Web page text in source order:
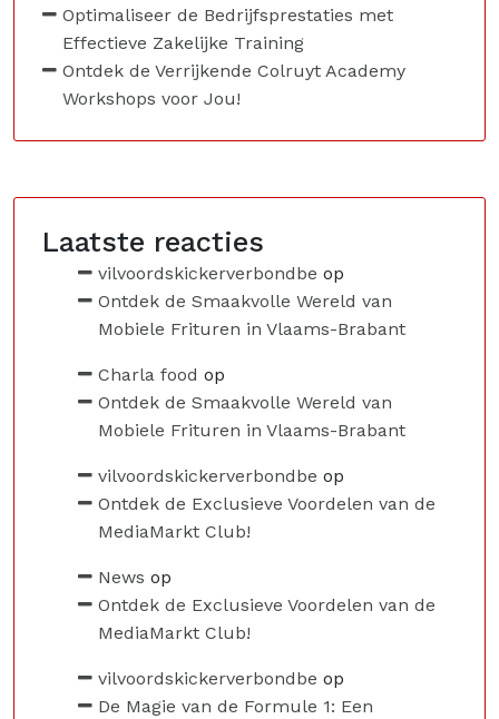
Optimaliseer de Bedrijfsprestaties met
Effectieve Zakelijke Training
Ontdek de Verrijkende Colruyt Academy
Workshops voor Jou!
Laatste reacties
vilvoordskickerverbondbe op
Ontdek de Smaakvolle Wereld van
Mobiele Frituren in Vlaams-Brabant
Charla food op
Ontdek de Smaakvolle Wereld van
Mobiele Frituren in Vlaams-Brabant
vilvoordskickerverbondbe op
Ontdek de Exclusieve Voordelen van de
MediaMarkt Club!
News op
Ontdek de Exclusieve Voordelen van de
MediaMarkt Club!
vilvoordskickerverbondbe op
De Magie van de Formule 1: Een